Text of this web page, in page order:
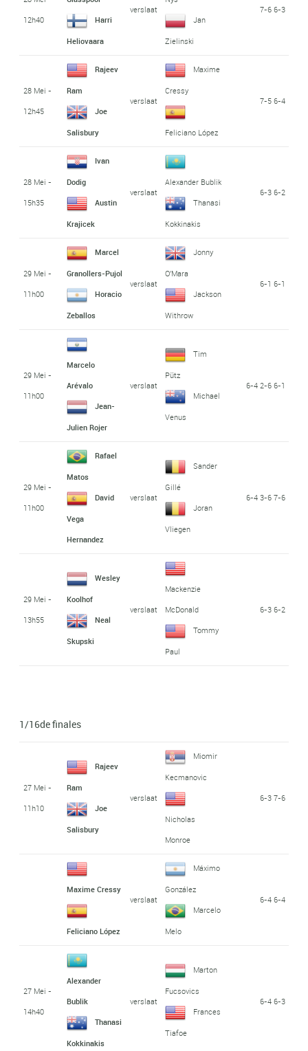
12h40
Harri
Heliovaara
verslaat
Jan
Zielinski
7-6 6-3
28 Mei -
12h45
Rajeev
Ram
Joe
Salisbury
verslaat
Maxime
Cressy
Feliciano López
7-5 6-4
28 Mei -
15h35
Ivan
Dodig
Austin
Krajicek
verslaat
Alexander Bublik
Thanasi
Kokkinakis
6-3 6-2
29 Mei -
11h00
Marcel
Granollers-Pujol
Horacio
Zeballos
verslaat
Jonny
O'Mara
Jackson
Withrow
6-1 6-1
29 Mei -
11h00
Marcelo
Arévalo
Jean-
Julien Rojer
verslaat
Tim
Pütz
Michael
Venus
6-4 2-6 6-1
29 Mei -
11h00
Rafael
Matos
David
Vega
Hernandez
verslaat
Sander
Gillé
Joran
Vliegen
6-4 3-6 7-6
29 Mei -
13h55
Wesley
Koolhof
Neal
Skupski
verslaat
Mackenzie
McDonald
Tommy
Paul
6-3 6-2
1/16de finales
27 Mei -
11h10
Rajeev
Ram
Joe
Salisbury
verslaat
Miomir
Kecmanovic
Nicholas
Monroe
6-3 7-6
Maxime Cressy
Feliciano López
verslaat
Máximo
González
Marcelo
Melo
6-4 6-4
27 Mei -
14h40
Alexander
Bublik
Thanasi
Kokkinakis
verslaat
Marton
Fucsovics
Frances
Tiafoe
6-4 6-3